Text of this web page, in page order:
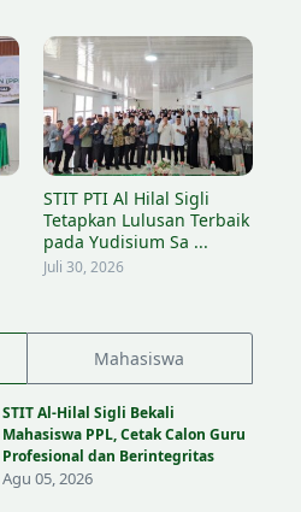
STIT PTI Al Hilal Sigli
Tetapkan Lulusan Terbaik
pada Yudisium Sa ...
Juli 30, 2026
Mahasiswa
STIT Al-Hilal Sigli Bekali
Mahasiswa PPL, Cetak Calon Guru
Profesional dan Berintegritas
Agu 05, 2026